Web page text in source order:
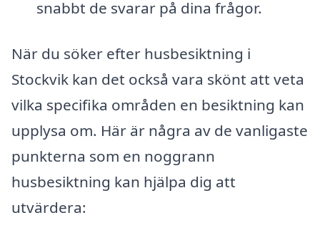
snabbt de svarar på dina frågor.
När du söker efter husbesiktning i
Stockvik kan det också vara skönt att veta
vilka specifika områden en besiktning kan
upplysa om. Här är några av de vanligaste
punkterna som en noggrann
husbesiktning kan hjälpa dig att
utvärdera: